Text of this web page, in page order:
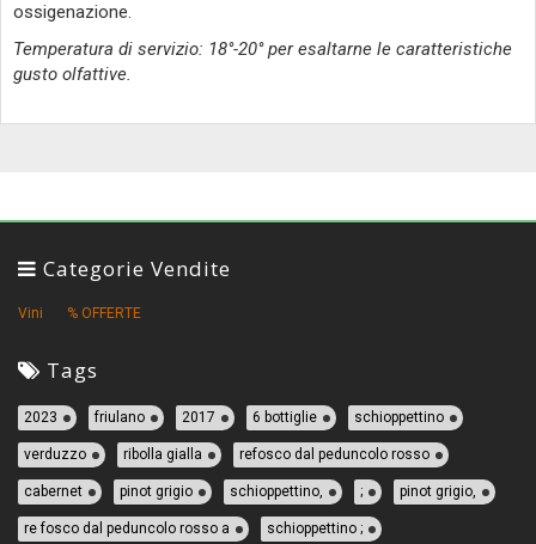
ossigenazione.
Temperatura di servizio: 18°-20° per esaltarne le caratteristiche
gusto olfattive.
Categorie Vendite
Vini % OFFERTE
Tags
2023 friulano 2017 6 bottiglie schioppettino
verduzzo ribolla gialla refosco dal peduncolo rosso
cabernet pinot grigio schioppettino, ; pinot grigio,
re fosco dal peduncolo rosso a schioppettino ;